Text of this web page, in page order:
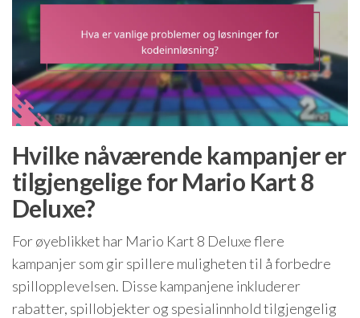
Hvilke nåværende kampanjer er
tilgjengelige for Mario Kart 8
Deluxe?
For øyeblikket har Mario Kart 8 Deluxe flere
kampanjer som gir spillere muligheten til å forbedre
spillopplevelsen. Disse kampanjene inkluderer
rabatter, spillobjekter og spesialinnhold tilgjengelig